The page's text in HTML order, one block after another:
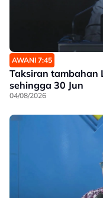
AWANI 7:45
Taksiran tambahan
sehingga 30 Jun
04/08/2026